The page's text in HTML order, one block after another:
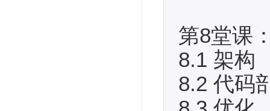
第8堂课
8.1 架构
8.2 代码